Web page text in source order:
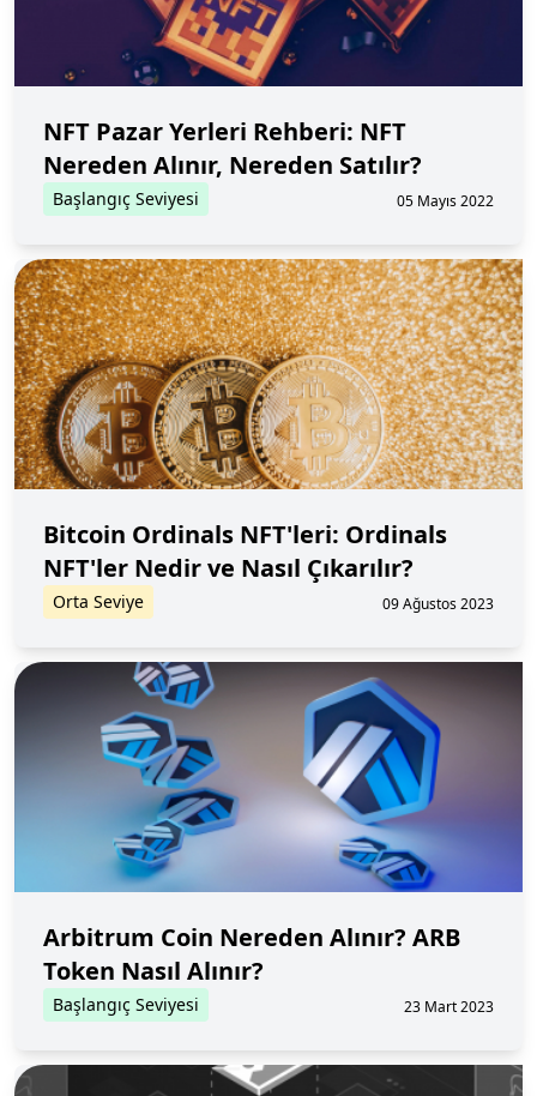
NFT Pazar Yerleri Rehberi: NFT
Nereden Alınır, Nereden Satılır?
Başlangıç Seviyesi 05 Mayıs 2022
Bitcoin Ordinals NFT'leri: Ordinals
NFT'ler Nedir ve Nasıl Çıkarılır?
Orta Seviye 09 Ağustos 2023
Arbitrum Coin Nereden Alınır? ARB
Token Nasıl Alınır?
Başlangıç Seviyesi 23 Mart 2023